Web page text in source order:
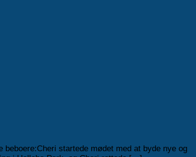
startede mødet med at byde nye og